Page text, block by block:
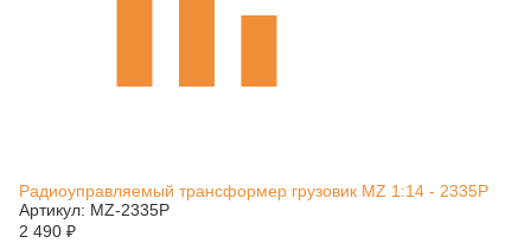
Радиоуправляемый трансформер грузовик MZ 1:14 - 2335P
Артикул: MZ-2335P
2 490 ₽